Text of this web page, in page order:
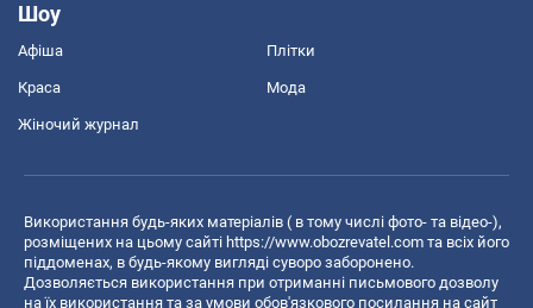
Шоу
Афіша Плітки
Краса Мода
Жіночий журнал
Використання будь-яких матеріалів ( в тому числі фото- та відео-),
розміщених на цьому сайті https://www.obozrevatel.com та всіх його
піддоменах, в будь-якому вигляді суворо заборонено.
Дозволяється використання при отриманні письмового дозволу
на їх використання та за умови обов'язкового посилання на сайт